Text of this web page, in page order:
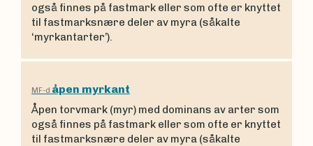
også finnes på fastmark eller som ofte er knyttet
til fastmarksnære deler av myra (såkalte
‘myrkantarter’).
MF-d åpen myrkant
Åpen torvmark (myr) med dominans av arter som
også finnes på fastmark eller som ofte er knyttet
til fastmarksnære deler av myra (såkalte